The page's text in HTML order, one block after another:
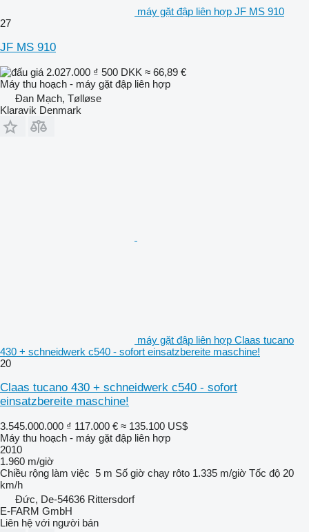
máy gặt đập liên hợp JF MS 910
27
JF MS 910
2.027.000 ₫ 500 DKK ≈ 66,89 €
Máy thu hoạch - máy gặt đập liên hợp
Đan Mạch, Tølløse
Klaravik Denmark
máy gặt đập liên hợp Claas tucano
430 + schneidwerk c540 - sofort einsatzbereite maschine!
20
Claas tucano 430 + schneidwerk c540 - sofort
einsatzbereite maschine!
3.545.000.000 ₫ 117.000 € ≈ 135.100 US$
Máy thu hoạch - máy gặt đập liên hợp
2010
1.960 m/giờ
Chiều rộng làm việc 5 m Số giờ chạy rôto 1.335 m/giờ Tốc độ 20
km/h
Đức, De-54636 Rittersdorf
E-FARM GmbH
Liên hệ với người bán